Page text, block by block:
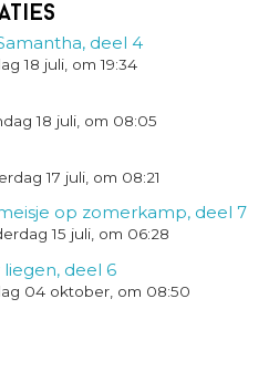
deel 4
18 juli, om 19:34
18 juli, om 08:05
17 juli, om 08:21
op zomerkamp, deel 7
15 juli, om 06:28
deel 6
04 oktober, om 08:50